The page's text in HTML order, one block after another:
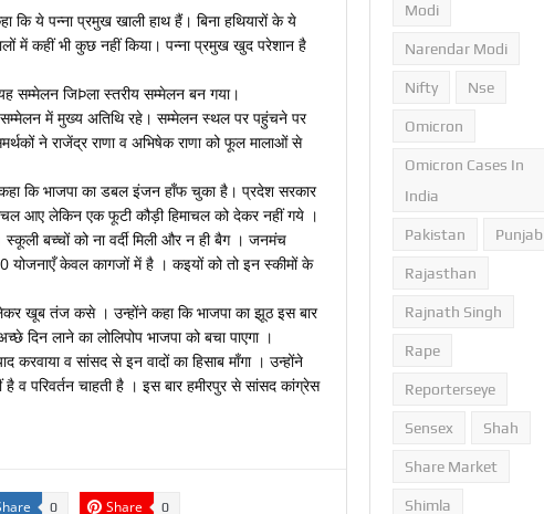
कि ये पन्ना प्रमुख खाली हाथ हैं। बिना हथियारों के ये
में कहीं भी कुछ नहीं किया। पन्ना प्रमुख खुद परेशान है
सम्मेलन जिÞला स्तरीय सम्मेलन बन गया।
सम्मेलन में मुख्य अतिथि रहे। सम्मेलन स्थल पर पहुंचने पर
ने राजेंद्र राणा व अभिषेक राणा को फूल मालाओं से
कि भाजपा का डबल इंजन हाँफ चुका है। प्रदेश सरकार
आए लेकिन एक फूटी कौड़ी हिमाचल को देकर नहीं गये ।
बच्चों को ना वर्दी मिली और न ही बैग । जनमंच
केवल कागजों में है । कइयों को तो इन स्कीमों के
खूब तंज कसे । उन्होंने कहा कि भाजपा का झूठ इस बार
लाने का लोलिपोप भाजपा को बचा पाएगा ।
करवाया व सांसद से इन वादों का हिसाब माँगा । उन्होंने
व परिवर्तन चाहती है । इस बार हमीरपुर से सांसद कांग्रेस
0 Share 0
Modi
Narendar Modi
Nifty Nse
Omicron
Omicron Cases In
India
Pakistan Punjab
Rajasthan
Rajnath Singh
Rape
Reporterseye
Sensex Shah
Share Market
Shimla